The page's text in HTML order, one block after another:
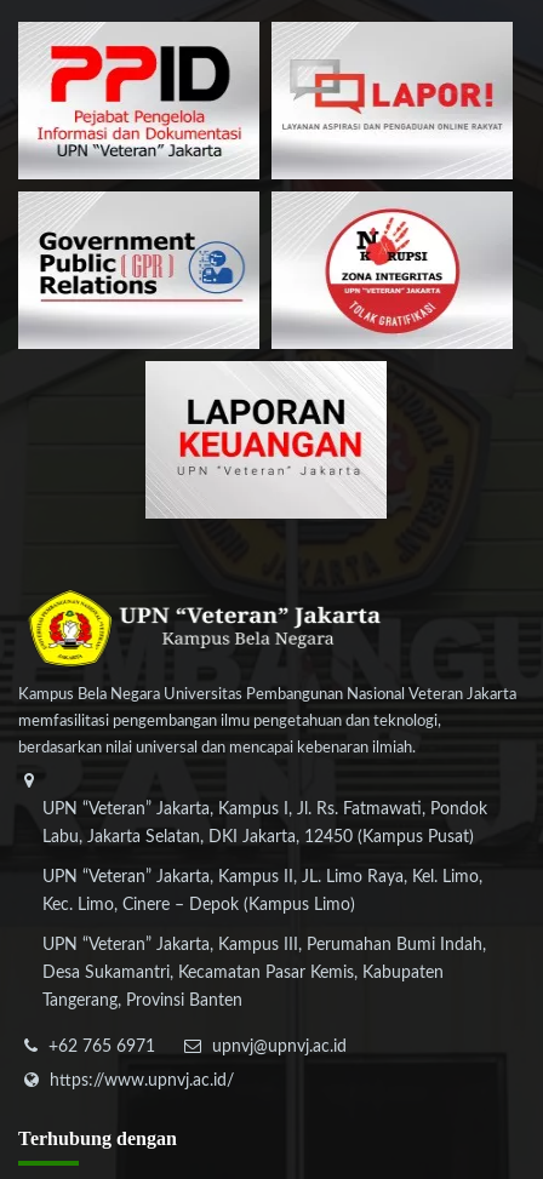
Kampus Bela Negara Universitas Pembangunan Nasional Veteran Jakarta
memfasilitasi pengembangan ilmu pengetahuan dan teknologi,
berdasarkan nilai universal dan mencapai kebenaran ilmiah.
UPN “Veteran” Jakarta, Kampus I, Jl. Rs. Fatmawati, Pondok
Labu, Jakarta Selatan, DKI Jakarta, 12450 (Kampus Pusat)
UPN “Veteran” Jakarta, Kampus II, JL. Limo Raya, Kel. Limo,
Kec. Limo, Cinere – Depok (Kampus Limo)
UPN “Veteran” Jakarta, Kampus III, Perumahan Bumi Indah,
Desa Sukamantri, Kecamatan Pasar Kemis, Kabupaten
Tangerang, Provinsi Banten
+62 765 6971
upnvj@upnvj.ac.id
https://www.upnvj.ac.id/
Terhubung dengan